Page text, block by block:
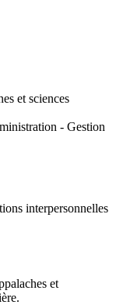
et sciences
- Gestion
interpersonnelles
et